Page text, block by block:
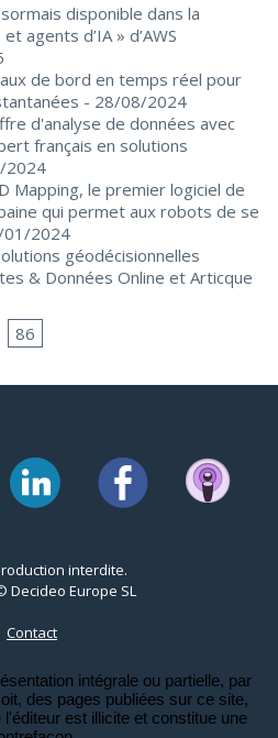
disponible dans la
agents d’IA » d’AWS
de bord en temps réel pour
- 28/08/2024
d'analyse de données avec
français en solutions
2024
Mapping, le premier logiciel de
qui permet aux robots de se
01/2024
géodécisionnelles
& Données Online et Articque
86
interdite.
Decideo Europe SL
Contact
intégrale ou partielle, par
des pages publiées sur ce site,
est illicite et constitue une